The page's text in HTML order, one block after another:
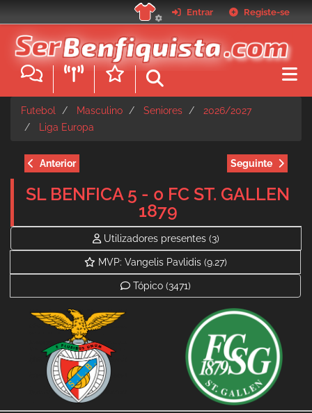
para
conteúdo
principal
Entrar Registe-se
Futebol Masculino Seniores
2026/2027
Liga Europa
Anterior Seguinte
SL BENFICA 5 - 0 FC ST. GALLEN
1879
Utilizadores presentes (3)
MVP: Vangelis Pavlidis (9.27)
Tópico(3471)